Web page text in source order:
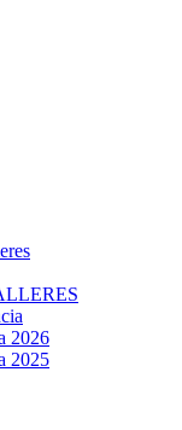
2026
2025